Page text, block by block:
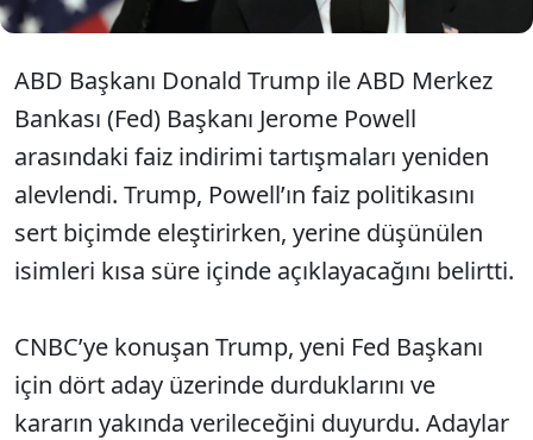
ABD Başkanı Donald Trump ile ABD Merkez
Bankası (Fed) Başkanı Jerome Powell
arasındaki faiz indirimi tartışmaları yeniden
alevlendi. Trump, Powell’ın faiz politikasını
sert biçimde eleştirirken, yerine düşünülen
isimleri kısa süre içinde açıklayacağını belirtti.
CNBC’ye konuşan Trump, yeni Fed Başkanı
için dört aday üzerinde durduklarını ve
kararın yakında verileceğini duyurdu. Adaylar